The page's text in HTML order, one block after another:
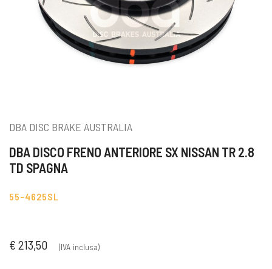
DBA DISC BRAKE AUSTRALIA
DBA DISCO FRENO ANTERIORE SX NISSAN TR 2.8
TD SPAGNA
55-4625SL
€ 213,50 (IVA inclusa)